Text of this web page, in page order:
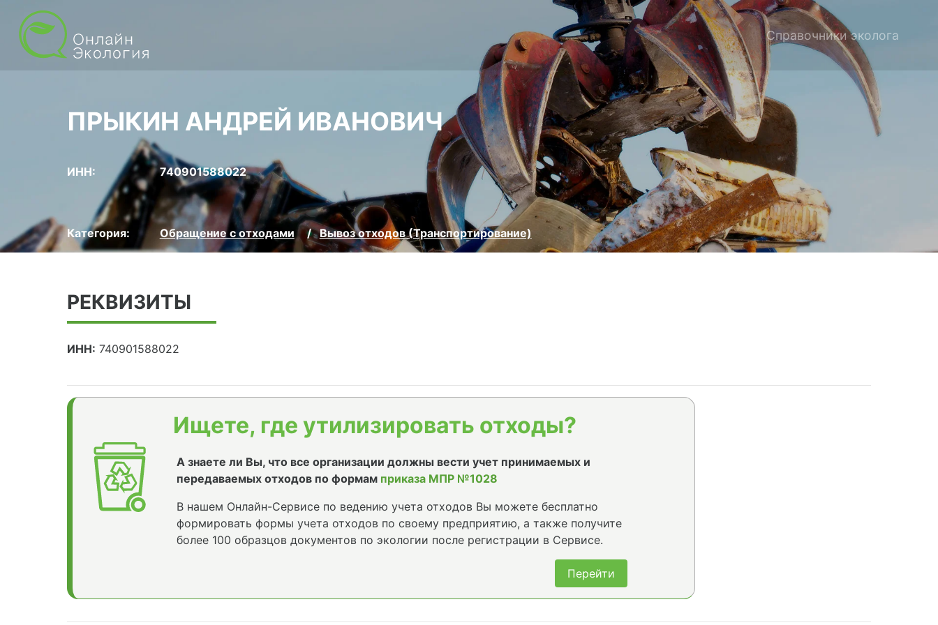
Справочники эколога
ПРЫКИН АНДРЕЙ ИВАНОВИЧ
ИНН: 740901588022
Категория: Обращение с отходами Вывоз отходов (Транспортирование)
РЕКВИЗИТЫ
ИНН: 740901588022
Ищете, где утилизировать отходы?
А знаете ли Вы, что все организации должны вести учет принимаемых и
передаваемых отходов по формам приказа МПР №1028
В нашем Онлайн-Сервисе по ведению учета отходов Вы можете бесплатно
формировать формы учета отходов по своему предприятию, а также получите
более 100 образцов документов по экологии после регистрации в Сервисе.
Перейти